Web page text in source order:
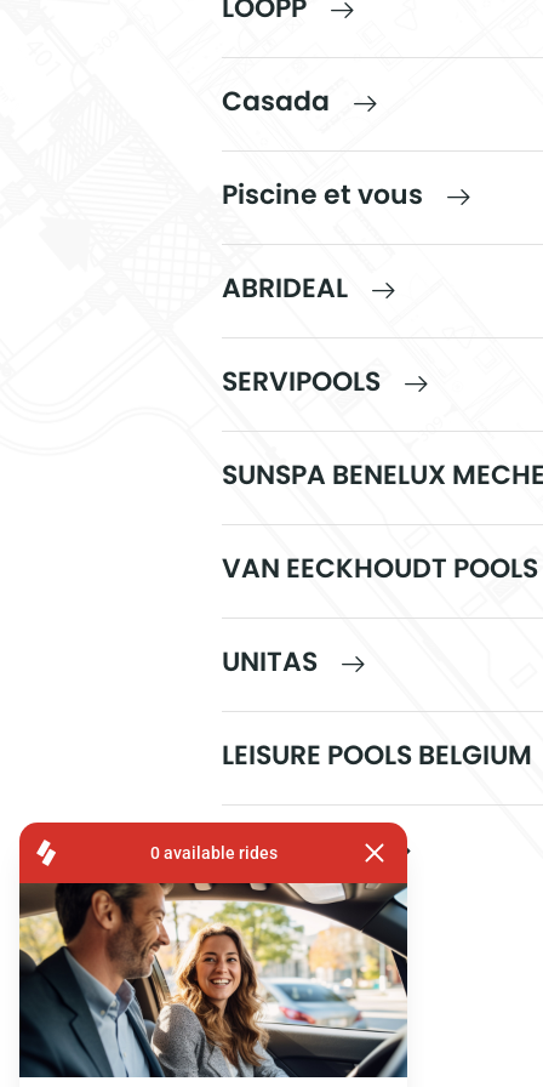
LOOPP
Casada
Piscine et vous
ABRIDEAL
SERVIPOOLS
SUNSPA BENELUX
VAN EECKHOUDT POOLS
UNITAS
LEISURE POOLS BELGIUM
ZEROBUILD